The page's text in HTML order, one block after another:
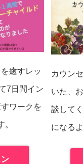
癒すレッ
7日間イン
ワークを
カウン
いた、
談して
になる